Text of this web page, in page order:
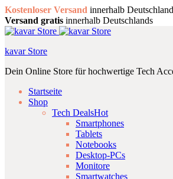
Kostenloser Versand innerhalb
Versand gratis innerhalb Deutschlands
kavar Store
Dein Online Store für hochwertige Tech
Startseite
Shop
Tech DealsHot
Smartphones
Tablets
Notebooks
Desktop-PCs
Monitore
Smartwatches